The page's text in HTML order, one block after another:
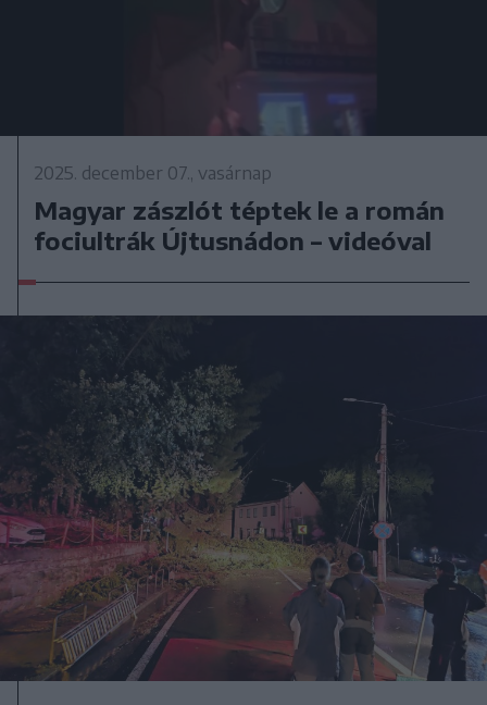
2025. december 07., vasárnap
Magyar zászlót téptek le a román
fociultrák Újtusnádon – videóval